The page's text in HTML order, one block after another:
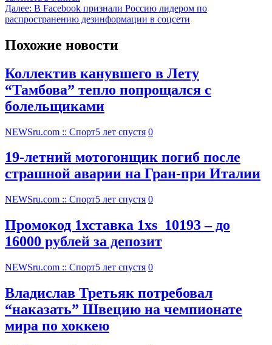
Далее: В Facebook признали Россию лидером по
распространению дезинформации в соцсети
Похожие новости
Коллектив канувшего в Лету
“Тамбова” тепло попрощался с
болельщиками
NEWSru.com :: Спорт5 лет спустя 0
19-летний мотогонщик погиб после
страшной аварии на Гран-при Италии
NEWSru.com :: Спорт5 лет спустя 0
Промокод 1хставка 1xs_10193 – до
16000 рублей за депозит
NEWSru.com :: Спорт5 лет спустя 0
Владислав Третьяк потребовал
“наказать” Швецию на чемпионате
мира по хоккею